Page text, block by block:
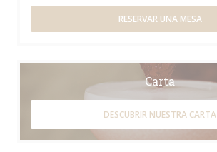
RESERVAR UNA MESA
Carta
DESCUBRIR NUESTRA CARTA